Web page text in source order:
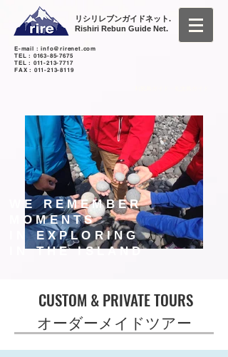
リシリレブンガイドネット.
Rishiri Rebun Guide Net.
E-mail :info@rirenet.com
TEL : 0163-85-7675
TEL : 011-213-7717
FAX : 011-213-8119
WE REMEMBER
MOMENTS
IN EXPLORING
IN THE ISLAND
CUSTOM & PRIVATE TOURS
オーダーメイドツアー